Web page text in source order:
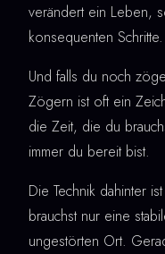
verändert ein Leben,
konsequenten Schritte.
Und falls du noch
Zögern ist oft ein
die Zeit, die du
immer du bereit bist.
Die Technik dahinter
brauchst nur eine
ungestörten Ort.